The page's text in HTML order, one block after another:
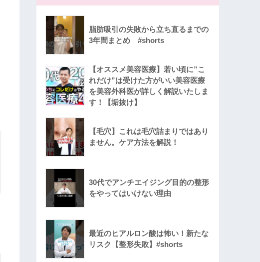
脂肪吸引の失敗から立ち直るまでの
3年間まとめ #shorts
【オススメ美容医療】若い頃に”こ
れだけ”は受けた方がいい美容医療
を美容外科医が詳しく解説いたしま
す！【垢抜け】
【毛穴】これは毛穴詰まりではあり
ません。ケア方法を解説！
30代でアンチエイジング目的の整形
をやってはいけない理由
最近のヒアルロン酸は怖い！新たな
リスク【整形失敗】#shorts